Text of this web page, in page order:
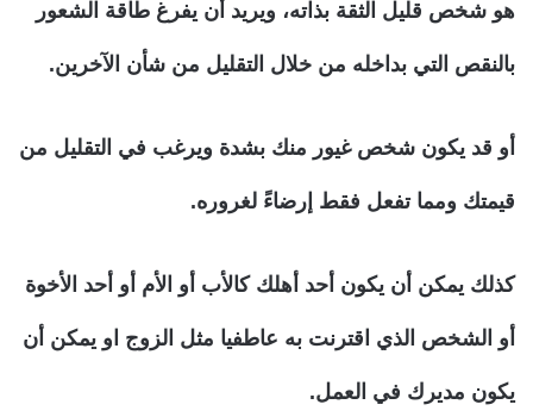
هو شخص قليل الثقة بذاته، ويريد أن يفرغ طاقة الشعور
بالنقص التي بداخله من خلال التقليل من شأن الآخرين.
أو قد يكون شخص غيور منك بشدة ويرغب في التقليل من
قيمتك ومما تفعل فقط إرضاءً لغروره.
كذلك يمكن أن يكون أحد أهلك كالأب أو الأم أو أحد الأخوة
أو الشخص الذي اقترنت به عاطفيا مثل الزوج او يمكن أن
يكون مديرك في العمل.